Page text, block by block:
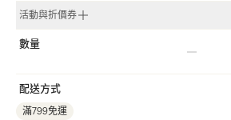
活動與折價券
數量
配送方式
滿799免運